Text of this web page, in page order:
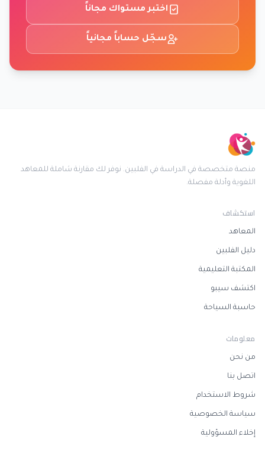
اختبر مستواك مجاناً
سجّل حساباً مجانياً
منصة متخصصة في الدراسة في الفلبين. نوفر لك مقارنة شاملة للمعاهد
اللغوية وأدلة مفصلة.
استكشاف
المعاهد
دليل الفلبين
المكتبة التعليمية
اكتشف سيبو
حاسبة السياحة
معلومات
من نحن
اتصل بنا
شروط الاستخدام
سياسة الخصوصية
إخلاء المسؤولية